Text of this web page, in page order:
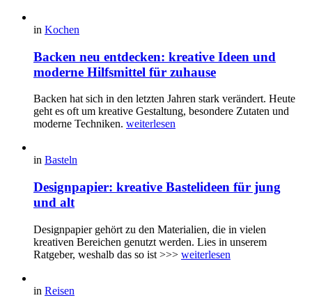
in Kochen
Backen neu entdecken: kreative Ideen und
moderne Hilfsmittel für zuhause
Backen hat sich in den letzten Jahren stark verändert. Heute
geht es oft um kreative Gestaltung, besondere Zutaten und
moderne Techniken. weiterlesen
in Basteln
Designpapier: kreative Bastelideen für jung
und alt
Designpapier gehört zu den Materialien, die in vielen
kreativen Bereichen genutzt werden. Lies in unserem
Ratgeber, weshalb das so ist >>> weiterlesen
in Reisen